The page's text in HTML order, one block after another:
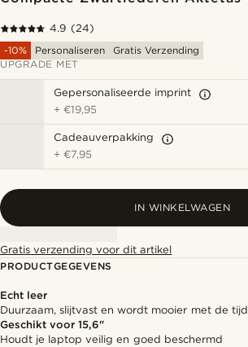
4.9 (24)
-10%
Personaliseren
Gratis Verzending
UPGRADE MET
Gepersonaliseerde imprint
+€19,95
Cadeauverpakking
+€7,95
IN WINKELWAGEN
Gratis verzending voor dit artikel
PRODUCTGEGEVENS
Echt leer
Duurzaam, slijtvast en wordt mooier met de tijd
Geschikt voor 15,6"
Houdt je laptop veilig en goed beschermd